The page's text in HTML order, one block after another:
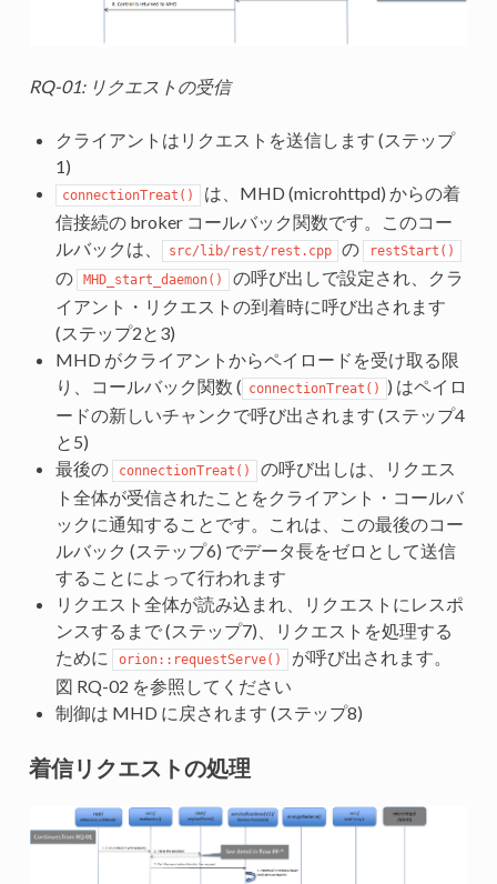
RQ-01: リクエストの受信
クライアントはリクエストを送信します (ステップ
1)
connectionTreat()
は、MHD (microhttpd) からの着
信接続の broker コールバック関数です。このコー
ルバックは、
src/lib/rest/rest.cpp の restStart()
の MHD_start_daemon()
の呼び出しで設定され、クラ
イアント・リクエストの到着時に呼び出されます
(ステップ2と3)
MHD がクライアントからペイロードを受け取る限
り、コールバック関数 ( connectionTreat()
) はペイロ
ードの新しいチャンクで呼び出されます (ステップ4
と5)
最後の
connectionTreat()
の呼び出しは、リクエス
ト全体が受信されたことをクライアント・コールバ
ックに通知することです。これは、この最後のコー
ルバック (ステップ6) でデータ長をゼロとして送信
することによって行われます
リクエスト全体が読み込まれ、リクエストにレスポ
ンスするまで (ステップ7)、リクエストを処理する
ために
orion::requestServe()
が呼び出されます。
図 RQ-02 を参照してください
制御は MHD に戻されます (ステップ8)
着信リクエストの処理